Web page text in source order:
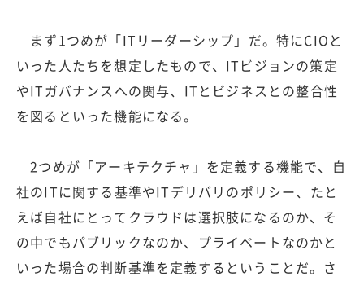
まず1つめが「ITリーダーシップ」だ。特にCIOと
いった人たちを想定したもので、ITビジョンの策定
やITガバナンスへの関与、ITとビジネスとの整合性
を図るといった機能になる。
2つめが「アーキテクチャ」を定義する機能で、自
社のITに関する基準やITデリバリのポリシー、たと
えば自社にとってクラウドは選択肢になるのか、そ
の中でもパブリックなのか、プライベートなのかと
いった場合の判断基準を定義するということだ。さ